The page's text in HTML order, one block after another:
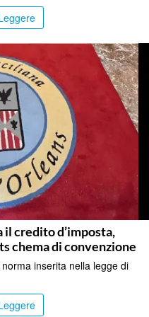
il credito d’imposta,
chema di convenzione
inserita nella legge di